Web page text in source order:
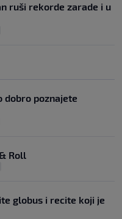
ruši rekorde zarade i u
dobro poznajete
Roll
globus i recite koji je